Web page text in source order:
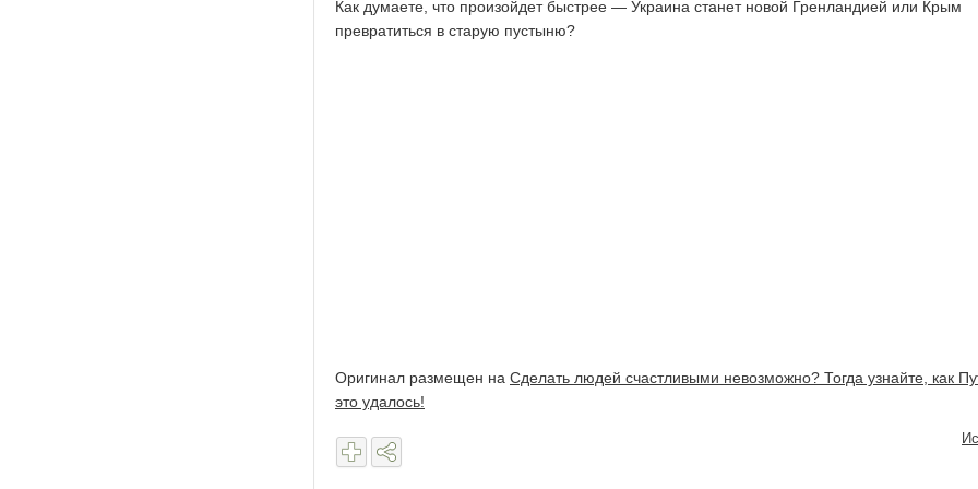
Как думаете, что произойдет быстрее — Украина станет новой Гренландией или Крым
превратиться в старую пустыню?
Оригинал размещен на Сделать людей счастливыми невозможно? Тогда узнайте, как
это удалось!